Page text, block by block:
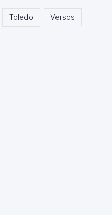
Toledo Versos